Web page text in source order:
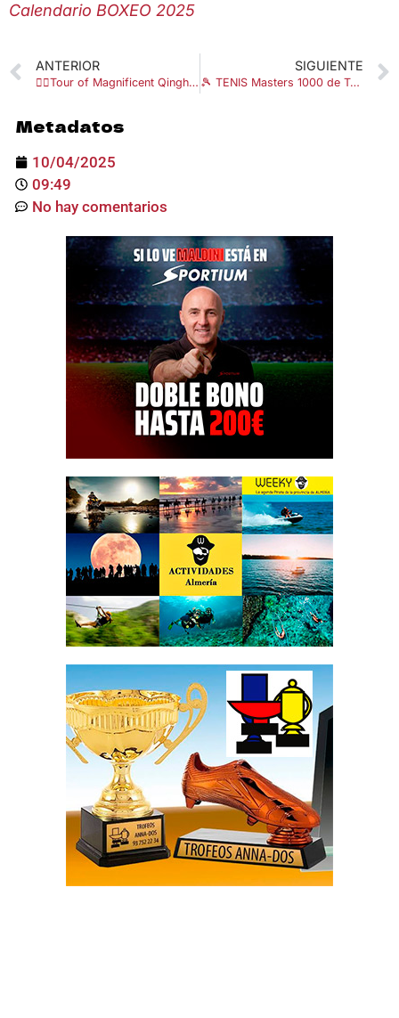
Calendario BOXEO 2025
ANTERIOR
🚴‍♀️Tour of Magnificent Qinghai 2025
SIGUIENTE
🎾 TENIS Masters 1000 de Toronto 2025
Metadatos
10/04/2025
09:49
No hay comentarios